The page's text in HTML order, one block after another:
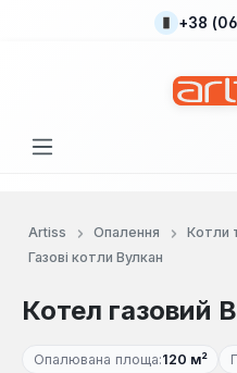
Перейти до основного
+38
Artiss Опалення Котли
Газові котли Вулкан
Котел газовий
Опалювана площа:120 м²